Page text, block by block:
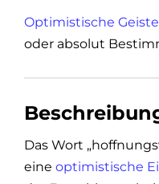
Optimistische
oder absolut
Das Wort
eine optimistische